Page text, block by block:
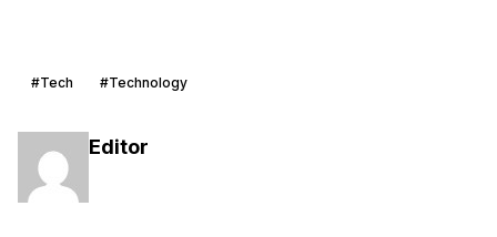
#Tech #Technology
Editor